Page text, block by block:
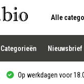
Alle
Categorieën Nieuwsbrief
Op werkdagen voor